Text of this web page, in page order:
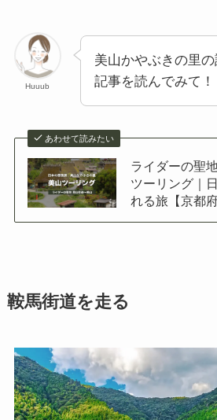
Huuub
美山かやぶきの里
記事を読んでみて！
あわせて読みたい
ライダーの聖
ツーリング｜
れる旅【京都
鞍馬街道を走る